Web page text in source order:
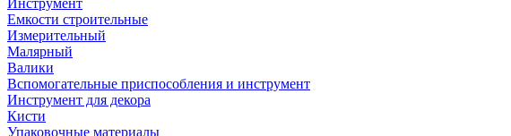
Инструмент
Емкости строительные
Измерительный
Малярный
Валики
Вспомогательные приспособления и инструмент
Инструмент для декора
Кисти
Упаковочные материалы